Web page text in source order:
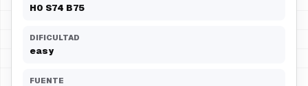
H0 S74 B75
DIFICULTAD
easy
FUENTE